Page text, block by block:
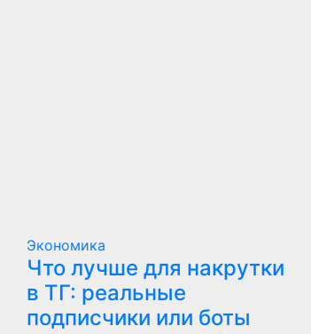
Экономика
Что лучше для накрутки
в ТГ: реальные
подписчики или боты